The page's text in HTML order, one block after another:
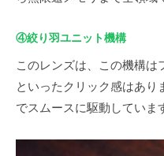
④絞り羽ユニット機構
このレンズは、この機構は
といったクリック感はあり
でスムースに駆動していま